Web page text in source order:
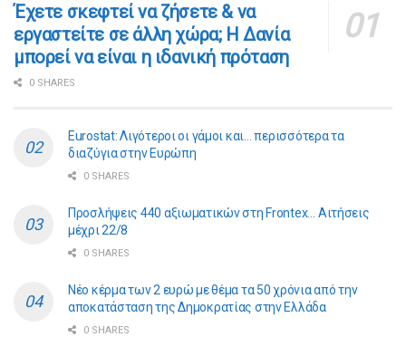
​​Έχετε σκεφτεί να ζήσετε & να
εργαστείτε σε άλλη χώρα; Η Δανία
μπορεί να είναι η ιδανική πρόταση
0 SHARES
Eurostat: Λιγότεροι οι γάμοι και… περισσότερα τα
διαζύγια στην Ευρώπη
0 SHARES
Προσλήψεις 440 αξιωματικών στη Frontex… Αιτήσεις
μέχρι 22/8
0 SHARES
Νέο κέρμα των 2 ευρώ με θέμα τα 50 χρόνια από την
αποκατάσταση της Δημοκρατίας στην Ελλάδα
0 SHARES